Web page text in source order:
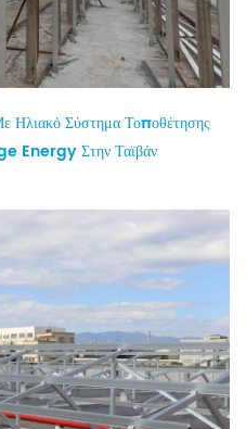
Σύστημα Τοποθέτησης
Energy Στην Ταϊβάν